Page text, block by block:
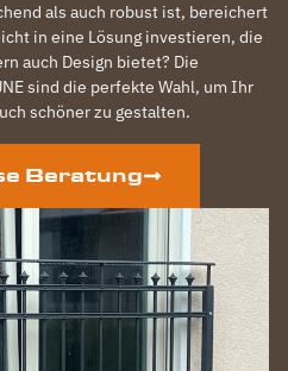
als auch robust ist, bereichert
in eine Lösung investieren, die
auch Design bietet? Die
sind die perfekte Wahl, um Ihr
schöner zu gestalten.
Beratung